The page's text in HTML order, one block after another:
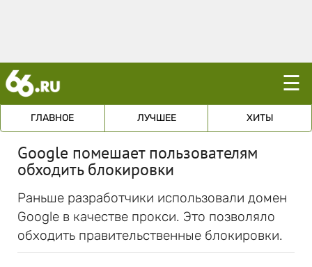
☰
ГЛАВНОЕ ЛУЧШЕЕ ХИТЫ
Google помешает пользователям
обходить блокировки
Раньше разработчики использовали домен
Google в качестве прокси. Это позволяло
обходить правительственные блокировки.